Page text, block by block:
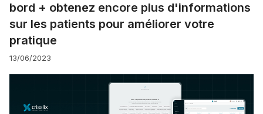
Plateforme commerciale 3D
Forfait
bord + obtenez encore plus d'informations
sur les patients pour améliorer votre
pratique
13/06/2023